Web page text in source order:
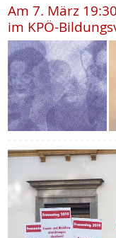
Am 7. März
im KPÖ-